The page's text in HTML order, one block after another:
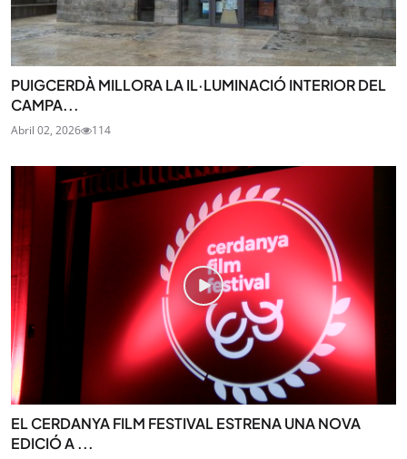
PUIGCERDÀ MILLORA LA IL·LUMINACIÓ INTERIOR DEL
CAMPA...
Abril 02, 2026 114
EL CERDANYA FILM FESTIVAL ESTRENA UNA NOVA
EDICIÓ A ...